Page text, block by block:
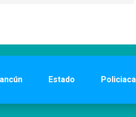
Estado Policiaca